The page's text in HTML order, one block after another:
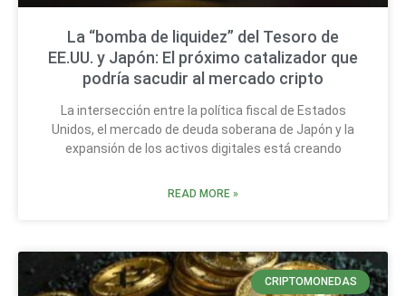
La “bomba de liquidez” del Tesoro de
EE.UU. y Japón: El próximo catalizador que
podría sacudir al mercado cripto
La intersección entre la política fiscal de Estados
Unidos, el mercado de deuda soberana de Japón y la
expansión de los activos digitales está creando
READ MORE »
CRIPTOMONEDAS